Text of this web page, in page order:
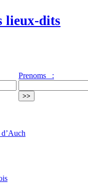
lieux-dits
Prenoms :